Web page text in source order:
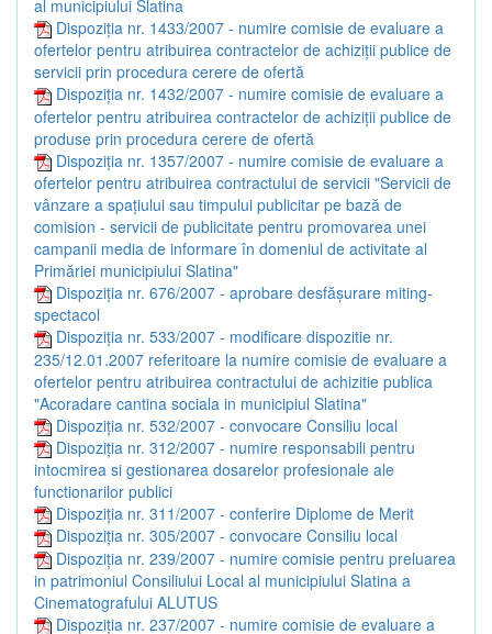
al municipiului Slatina
Dispoziția nr. 1433/2007 - numire comisie de evaluare a
ofertelor pentru atribuirea contractelor de achiziţii publice de
servicii prin procedura cerere de ofertă
Dispoziția nr. 1432/2007 - numire comisie de evaluare a
ofertelor pentru atribuirea contractelor de achiziţii publice de
produse prin procedura cerere de ofertă
Dispoziția nr. 1357/2007 - numire comisie de evaluare a
ofertelor pentru atribuirea contractului de servicii "Servicii de
vânzare a spaţiului sau timpului publicitar pe bază de
comision - servicii de publicitate pentru promovarea unei
campanii media de informare în domeniul de activitate al
Primăriei municipiului Slatina"
Dispoziția nr. 676/2007 - aprobare desfăşurare miting-
spectacol
Dispoziția nr. 533/2007 - modificare dispozitie nr.
235/12.01.2007 referitoare la numire comisie de evaluare a
ofertelor pentru atribuirea contractului de achizitie publica
"Acoradare cantina sociala in municipiul Slatina"
Dispoziția nr. 532/2007 - convocare Consiliu local
Dispoziția nr. 312/2007 - numire responsabili pentru
intocmirea si gestionarea dosarelor profesionale ale
functionarilor publici
Dispoziția nr. 311/2007 - conferire Diplome de Merit
Dispoziția nr. 305/2007 - convocare Consiliu local
Dispoziția nr. 239/2007 - numire comisie pentru preluarea
in patrimoniul Consiliului Local al municipiului Slatina a
Cinematografului ALUTUS
Dispoziția nr. 237/2007 - numire comisie de evaluare a